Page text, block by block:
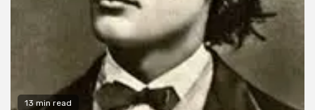
13 min read